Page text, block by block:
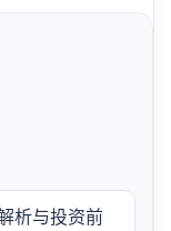
析与投资前